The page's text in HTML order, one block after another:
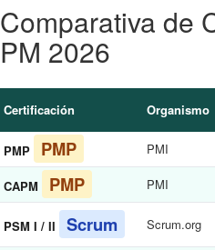
Comparativa de
PM 2026
Certificación Organismo
PMP
PMP PMI
CAPM PMP PMI
PSM I / II Scrum Scrum.org